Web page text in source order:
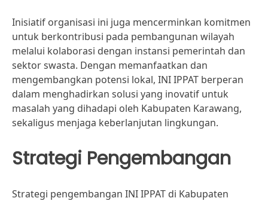
Inisiatif organisasi ini juga mencerminkan komitmen
untuk berkontribusi pada pembangunan wilayah
melalui kolaborasi dengan instansi pemerintah dan
sektor swasta. Dengan memanfaatkan dan
mengembangkan potensi lokal, INI IPPAT berperan
dalam menghadirkan solusi yang inovatif untuk
masalah yang dihadapi oleh Kabupaten Karawang,
sekaligus menjaga keberlanjutan lingkungan.
Strategi Pengembangan
Strategi pengembangan INI IPPAT di Kabupaten